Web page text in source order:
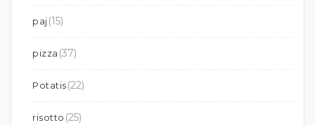
paj(15)
pizza (37)
Potatis(22)
risotto (25)